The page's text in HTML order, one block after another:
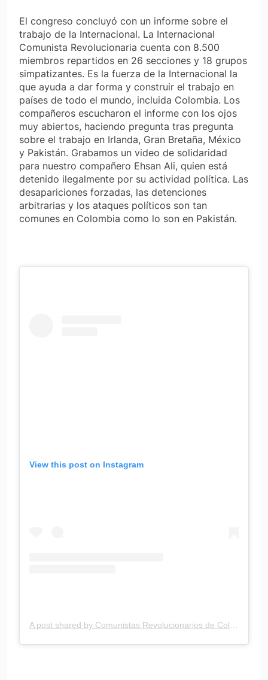
El congreso concluyó con un informe sobre el
trabajo de la Internacional. La Internacional
Comunista Revolucionaria cuenta con 8.500
miembros repartidos en 26 secciones y 18 grupos
simpatizantes. Es la fuerza de la Internacional la
que ayuda a dar forma y construir el trabajo en
países de todo el mundo, incluida Colombia. Los
compañeros escucharon el informe con los ojos
muy abiertos, haciendo pregunta tras pregunta
sobre el trabajo en Irlanda, Gran Bretaña, México
y Pakistán. Grabamos un video de solidaridad
para nuestro compañero Ehsan Ali, quien está
detenido ilegalmente por su actividad política. Las
desapariciones forzadas, las detenciones
arbitrarias y los ataques políticos son tan
comunes en Colombia como lo son en Pakistán.
View this post on Instagram